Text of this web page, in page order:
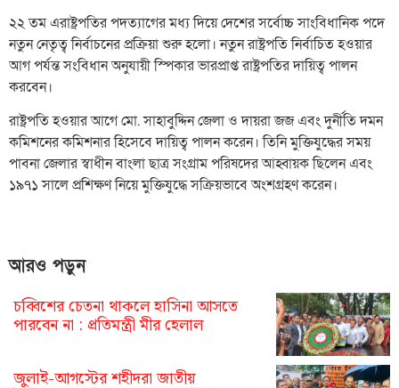
২২ তম এরাষ্ট্রপতির পদত্যাগের মধ্য দিয়ে দেশের সর্বোচ্চ সাংবিধানিক পদে
নতুন নেতৃত্ব নির্বাচনের প্রক্রিয়া শুরু হলো। নতুন রাষ্ট্রপতি নির্বাচিত হওয়ার
আগ পর্যন্ত সংবিধান অনুযায়ী স্পিকার ভারপ্রাপ্ত রাষ্ট্রপতির দায়িত্ব পালন
করবেন।
রাষ্ট্রপতি হওয়ার আগে মো. সাহাবুদ্দিন জেলা ও দায়রা জজ এবং দুর্নীতি দমন
কমিশনের কমিশনার হিসেবে দায়িত্ব পালন করেন। তিনি মুক্তিযুদ্ধের সময়
পাবনা জেলার স্বাধীন বাংলা ছাত্র সংগ্রাম পরিষদের আহ্বায়ক ছিলেন এবং
১৯৭১ সালে প্রশিক্ষণ নিয়ে মুক্তিযুদ্ধে সক্রিয়ভাবে অংশগ্রহণ করেন।
আরও পড়ুন
চব্বিশের চেতনা থাকলে হাসিনা আসতে
পারবেন না : প্রতিমন্ত্রী মীর হেলাল
জুলাই-আগস্টের শহীদরা জাতীয়